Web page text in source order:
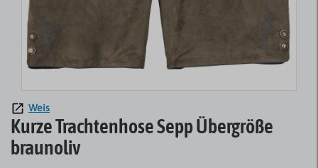
Weis
Kurze Trachtenhose Sepp Übergröße
braunoliv